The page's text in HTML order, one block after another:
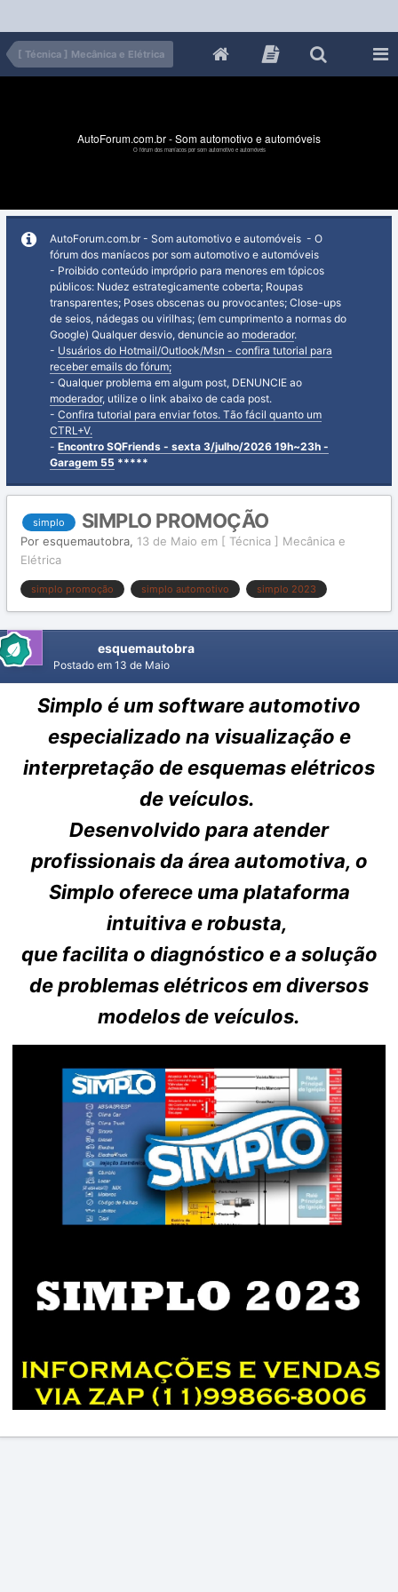
[ Técnica ] Mecânica e Elétrica
AutoForum.com.br - Som automotivo e automóveis
O fórum dos maníacos por som automotivo e automóveis
AutoForum.com.br - Som automotivo e automóveis - O
fórum dos maníacos por som automotivo e automóveis
- Proibido conteúdo impróprio para menores em tópicos
públicos: Nudez estrategicamente coberta; Roupas
transparentes; Poses obscenas ou provocantes; Close-ups
de seios, nádegas ou virilhas; (em cumprimento a normas do
Google) Qualquer desvio, denuncie ao moderador.
- Usuários do Hotmail/Outlook/Msn - confira tutorial para
receber emails do fórum;
- Qualquer problema em algum post, DENUNCIE ao
moderador, utilize o link abaixo de cada post.
- Confira tutorial para enviar fotos. Tão fácil quanto um
CTRL+V.
- Encontro SQFriends - sexta 3/julho/2026 19h~23h -
Garagem 55 *****
simplo SIMPLO PROMOÇÃO
Por esquemautobra, 13 de Maio em [ Técnica ] Mecânica e
Elétrica
simplo promoção simplo automotivo simplo 2023
esquemautobra
Postado em 13 de Maio
Simplo é um software automotivo
especializado na visualização e
interpretação de esquemas elétricos
de veículos.
Desenvolvido para atender
profissionais da área automotiva, o
Simplo oferece uma plataforma
intuitiva e robusta,
que facilita o diagnóstico e a solução
de problemas elétricos em diversos
modelos de veículos.